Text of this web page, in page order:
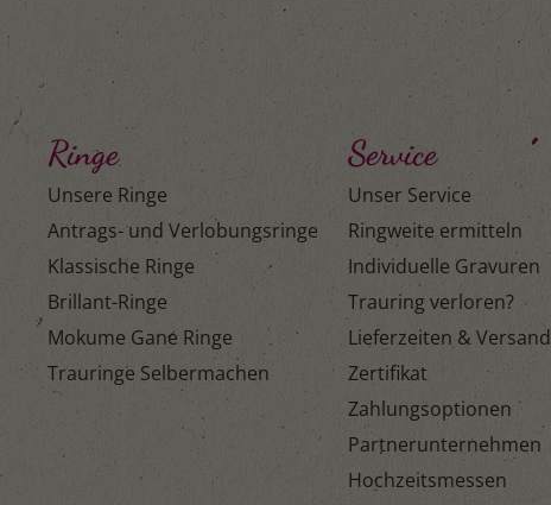
Ringe
Unsere Ringe
Antrags- und Verlobungsringe
Klassische Ringe
Brillant-Ringe
Mokume Gane Ringe
Trauringe Selbermachen
Service
Unser Service
Ringweite ermitteln
Individuelle Gravuren
Trauring verloren?
Lieferzeiten & Versand
Zertifikat
Zahlungsoptionen
Partnerunternehmen
Hochzeitsmessen